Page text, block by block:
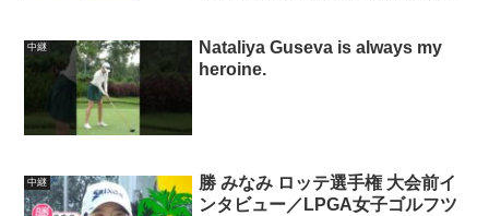
子プロゴルフ速報#女子ゴ...
中継
Nataliya Guseva is always my
heroine.
中継
勝 みなみ ロッテ選手権 大会前イ
ンタビュー／LPGA女子ゴルフツ